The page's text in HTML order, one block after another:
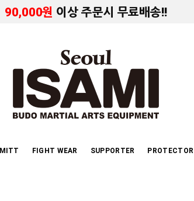
90,000원 이상 주문시 무료배송!!
MITT FIGHT WEAR SUPPORTER PROTECTOR